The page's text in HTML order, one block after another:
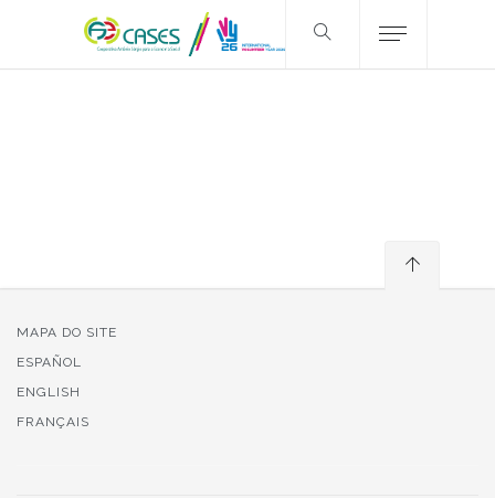
MAPA DO SITE
ESPAÑOL
ENGLISH
FRANÇAIS